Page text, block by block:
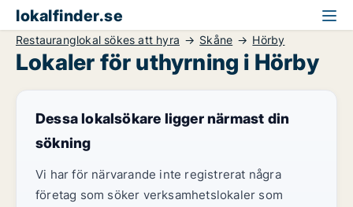
lokalfinder.se
Restauranglokal sökes att hyra Skåne Hörby
Lokaler för uthyrning i Hörby
Dessa lokalsökare ligger närmast din
sökning
Vi har för närvarande inte registrerat några
företag som söker verksamhetslokaler som